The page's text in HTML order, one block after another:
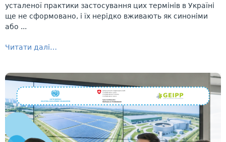
усталеної практики застосування цих термінів в Україні
ще не сформовано, і їх нерідко вживають як синоніми
або ...
Читати далі…